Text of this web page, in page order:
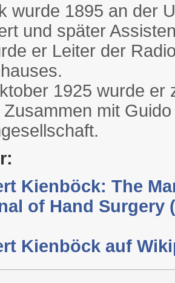
wurde 1895 an der
und später
er Leiter der
1925 wurde
mit
Kienböck: The
of Hand Surgery
Kienböck auf